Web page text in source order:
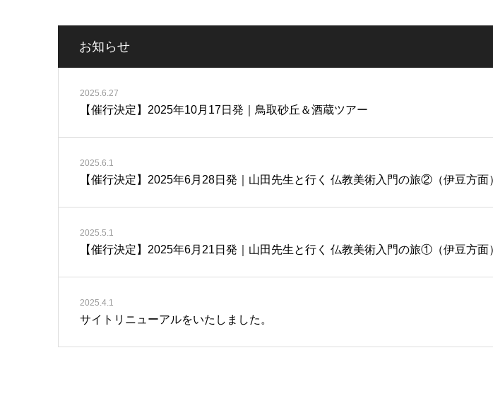
お知らせ
2025.6.27
【催行決定】2025年10月17日発｜鳥取砂丘＆酒蔵ツアー
2025.6.1
【催行決定】2025年6月28日発｜山田先生と行く 仏教美術入門の旅②（伊豆方面
2025.5.1
【催行決定】2025年6月21日発｜山田先生と行く 仏教美術入門の旅①（伊豆方面
2025.4.1
サイトリニューアルをいたしました。